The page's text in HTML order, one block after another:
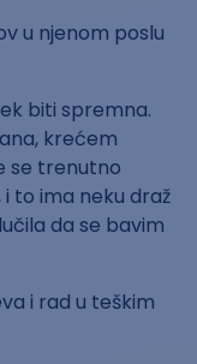
u njenom poslu
biti spremna.
krećem
se trenutno
to ima neku draž
da se bavim
i rad u teškim